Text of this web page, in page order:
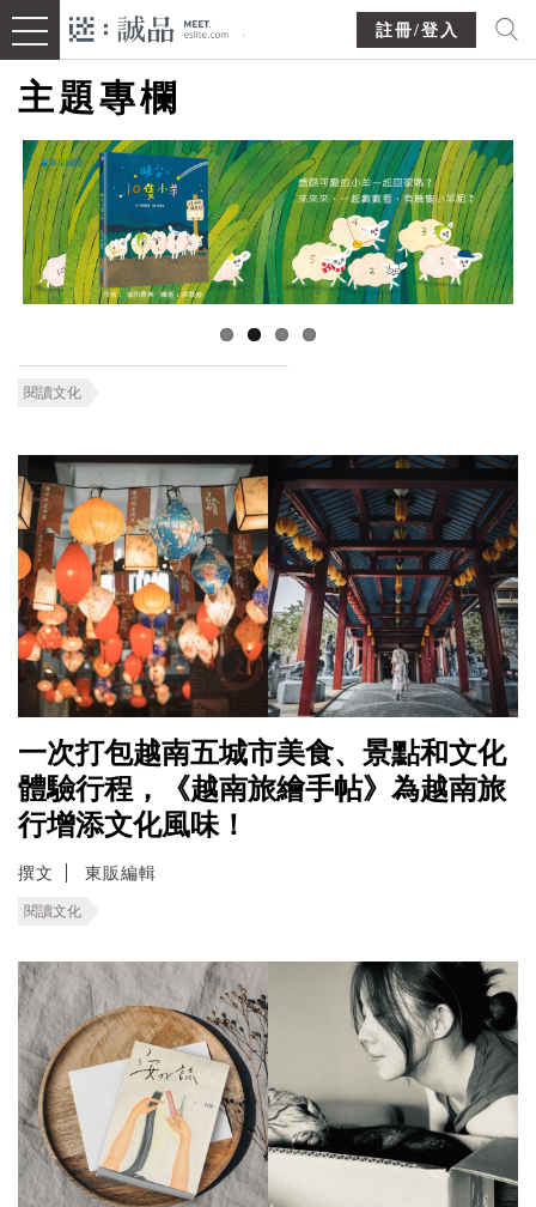
註冊/登入
主題專欄
閱讀文化
一次打包越南五城市美食、景點和文化
體驗行程，《越南旅繪手帖》為越南旅
行增添文化風味！
撰文 東販編輯
閱讀文化